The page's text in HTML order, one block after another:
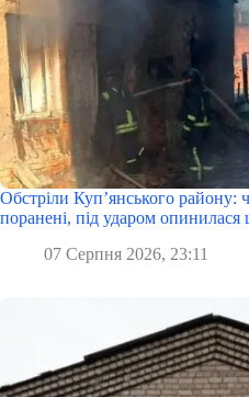
Обстріли Куп’янського району:
поранені, під ударом опинилася
07 Серпня 2026, 23:11